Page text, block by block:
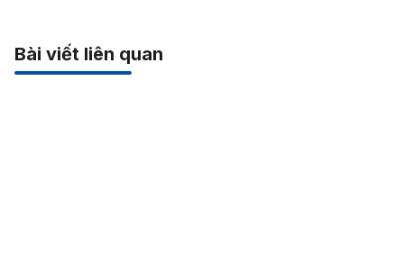
Bài viết liên quan